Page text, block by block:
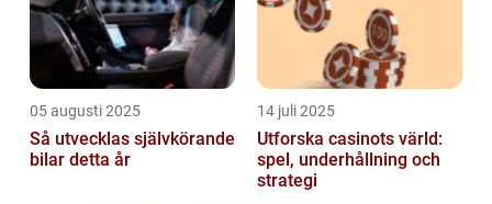
05 augusti 2025
Så utvecklas självkörande
bilar detta år
14 juli 2025
Utforska casinots värld:
spel, underhållning och
strategi